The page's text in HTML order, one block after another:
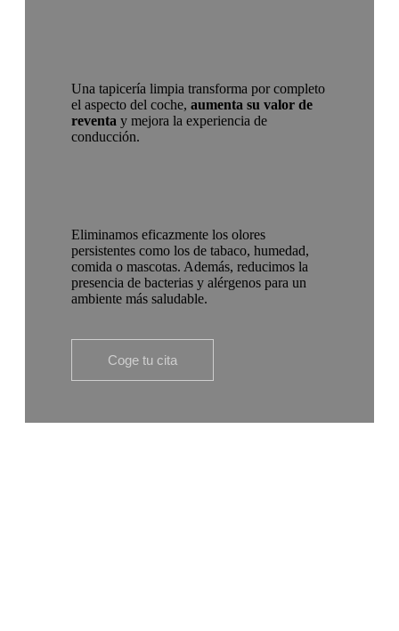
Eliminamos eficazmente los olores
persistentes como los de tabaco, humedad,
comida o mascotas. Además, reducimos la
presencia de bacterias y alérgenos para un
ambiente más saludable.
Coge tu cita
Una tapicería limpia transforma por completo
el aspecto del coche, aumenta su valor de
reventa y mejora la experiencia de
conducción.